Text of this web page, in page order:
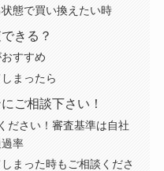
態で買い換えたい時
きる？
すすめ
まったら
ご相談下さい！
ださい！審査基準は自社
率
まった時もご相談くださ